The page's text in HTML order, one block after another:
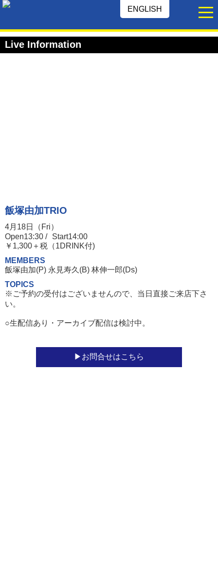
ENGLISH
Live Information
飯塚由加TRIO
4月18日（Fri）
Open13:30 /
Start14:00
￥1,300＋税（1DRINK付)
MEMBERS
飯塚由加(P) 永見寿久(B) 林伸一郎(Ds)
TOPICS
※ご予約の受付はございませんので、当日直接ご来店下さ
い。
○生配信あり・アーカイブ配信は検討中。
お問合せはこちら